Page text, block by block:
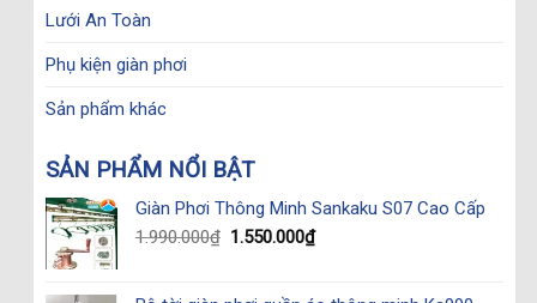
Lưới An Toàn
Phụ kiện giàn phơi
Sản phẩm khác
SẢN PHẨM NỔI BẬT
Giàn Phơi Thông Minh Sankaku S07 Cao Cấp
1.990.000₫ Original
1.550.000₫Current